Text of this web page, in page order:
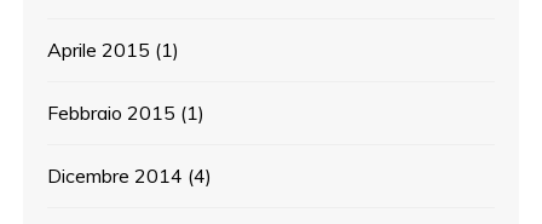
Aprile 2015 (1)
Febbraio 2015 (1)
Dicembre 2014 (4)